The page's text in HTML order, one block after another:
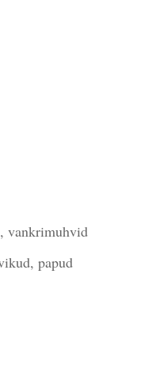
vankrimuhvid
papud